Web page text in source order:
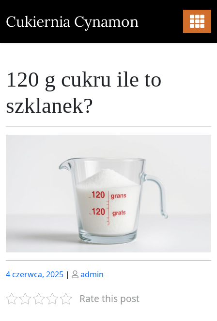
to
content
Cukiernia Cynamon
120 g cukru ile to
szklanek?
Posted
4 czerwca, 2025 | Posted
admin
Rate this post